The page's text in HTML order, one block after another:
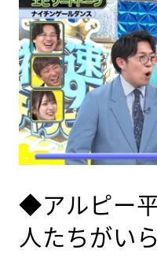
◆アルピー
人たちがい